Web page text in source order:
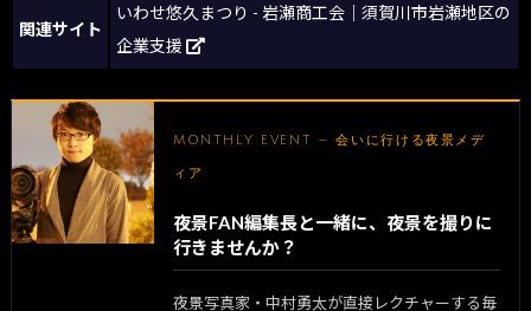
関連サイト
いわせ悠久まつり - 岩瀬商工会｜須賀川市岩瀬地区の
企業支援
MONTHLY EVENT — 会いに行ける夜景メデ
ィア
夜景FAN編集長と一緒に、夜景を撮りに
行きませんか？
夜景写真家・中村勇太が直接レクチャーする毎